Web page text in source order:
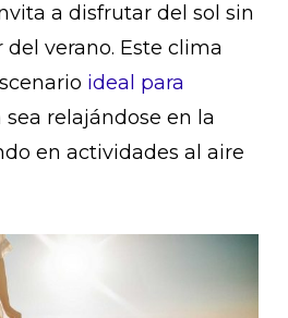
a disfrutar del sol sin
verano. Este clima
ideal para
sea relajándose en la
en actividades al aire